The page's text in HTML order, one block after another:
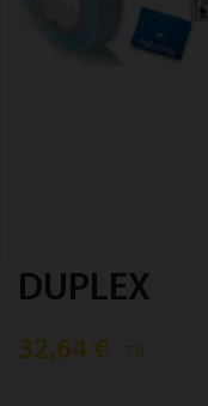
DUPLEX
32,64 € TTC